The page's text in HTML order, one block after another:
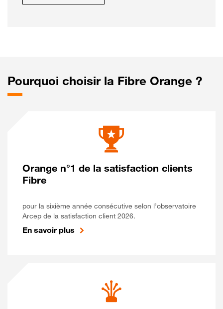
Pourquoi choisir la Fibre Orange ?
Orange n°1 de la satisfaction clients
Fibre
pour la sixième année consécutive selon l’observatoire
Arcep de la satisfaction client 2026.
En savoir plus